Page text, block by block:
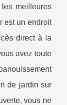
meilleures
est un endroit
direct à la
avez toute
de jardin sur
vous ne